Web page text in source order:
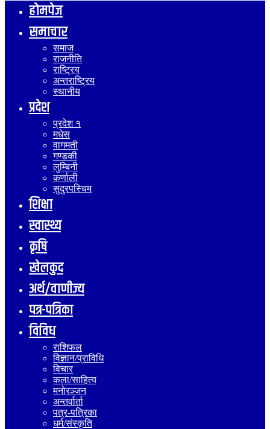
होमपेज
समाचार
समाज
राजनीति
राष्ट्रिय
अन्तराष्ट्रिय
स्थानीय
प्रदेश
प्रदेश १
मधेस
वागमती
गण्डकी
लुम्बिनी
कर्णाली
सुदुरपस्चिम
शिक्षा
स्वास्थ्य
कृषि
खेलकुद
अर्थ/वाणीज्य
पत्र-पत्रिका
विविध
राशिफल
विज्ञान/प्राविधि
विचार
कला/साहित्य
मनोरञ्जन
अन्तर्वार्ता
पत्र-पत्रिका
धर्म/संस्कृति